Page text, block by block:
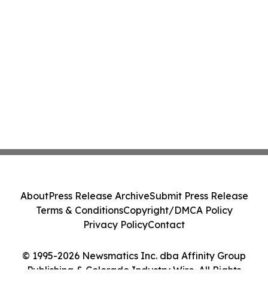
© 1995-2026 Newsmatics Inc. dba Affinity Group
Publishing & Colorado Industry Wire. All Rights
AboutPress Release ArchiveSubmit Press Release
Terms & ConditionsCopyright/DMCA Policy
Privacy PolicyContact